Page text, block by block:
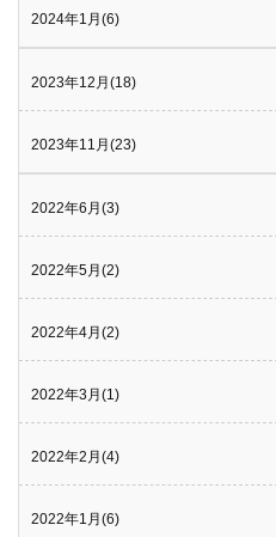
2024年1月(6)
2023年12月(18)
2023年11月(23)
2022年6月(3)
2022年5月(2)
2022年4月(2)
2022年3月(1)
2022年2月(4)
2022年1月(6)